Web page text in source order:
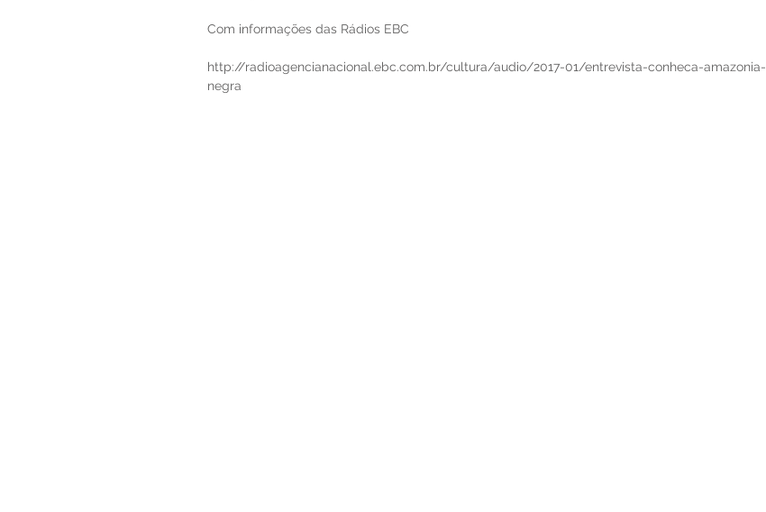
Com informações das Rádios EBC
http://radioagencianacional.ebc.com.br/cultura/audio/2017-01/entrevista-conheca-amazonia-
negra